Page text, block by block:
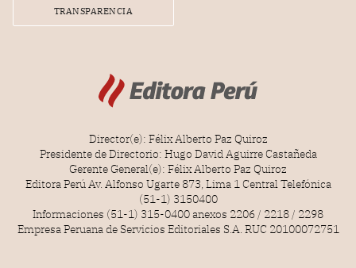
TRANSPARENCIA
Director(e): Félix Alberto Paz Quiroz
Presidente de Directorio: Hugo David Aguirre Castañeda
Gerente General(e): Félix Alberto Paz Quiroz
Editora Perú Av. Alfonso Ugarte 873, Lima 1 Central Telefónica
(51-1) 3150400
Informaciones (51-1) 315-0400 anexos 2206 / 2218 / 2298
Empresa Peruana de Servicios Editoriales S.A. RUC 20100072751